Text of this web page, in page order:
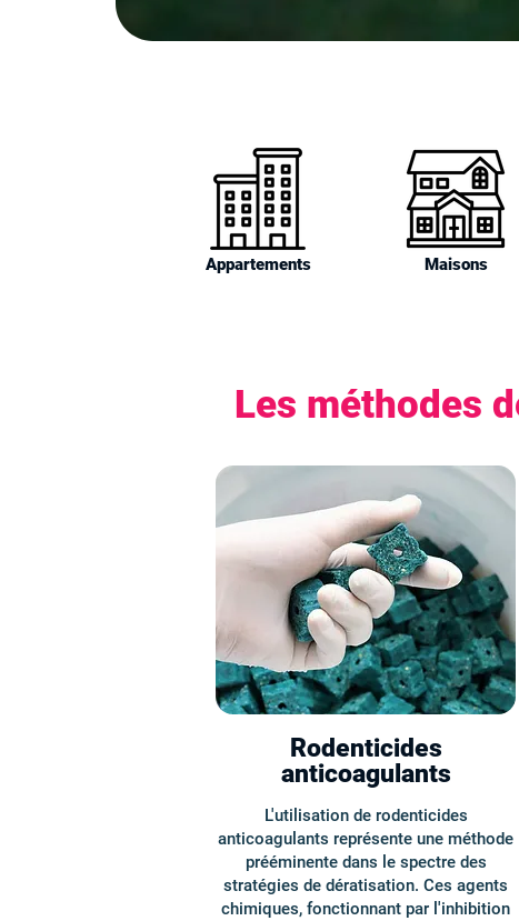
Appartements Maisons
Les méthodes
Rodenticides
anticoagulants
L'utilisation de rodenticides
anticoagulants représente une méthode
prééminente dans le spectre des
stratégies de dératisation. Ces agents
chimiques, fonctionnant par l'inhibition